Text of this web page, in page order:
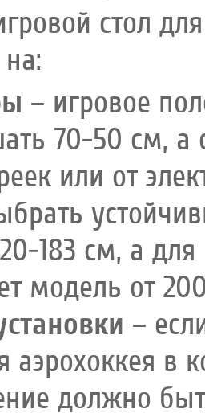
стол
– игровое
70-50 см, а
или от
183 см, а
модель от
–
аэрохоккея в
должно